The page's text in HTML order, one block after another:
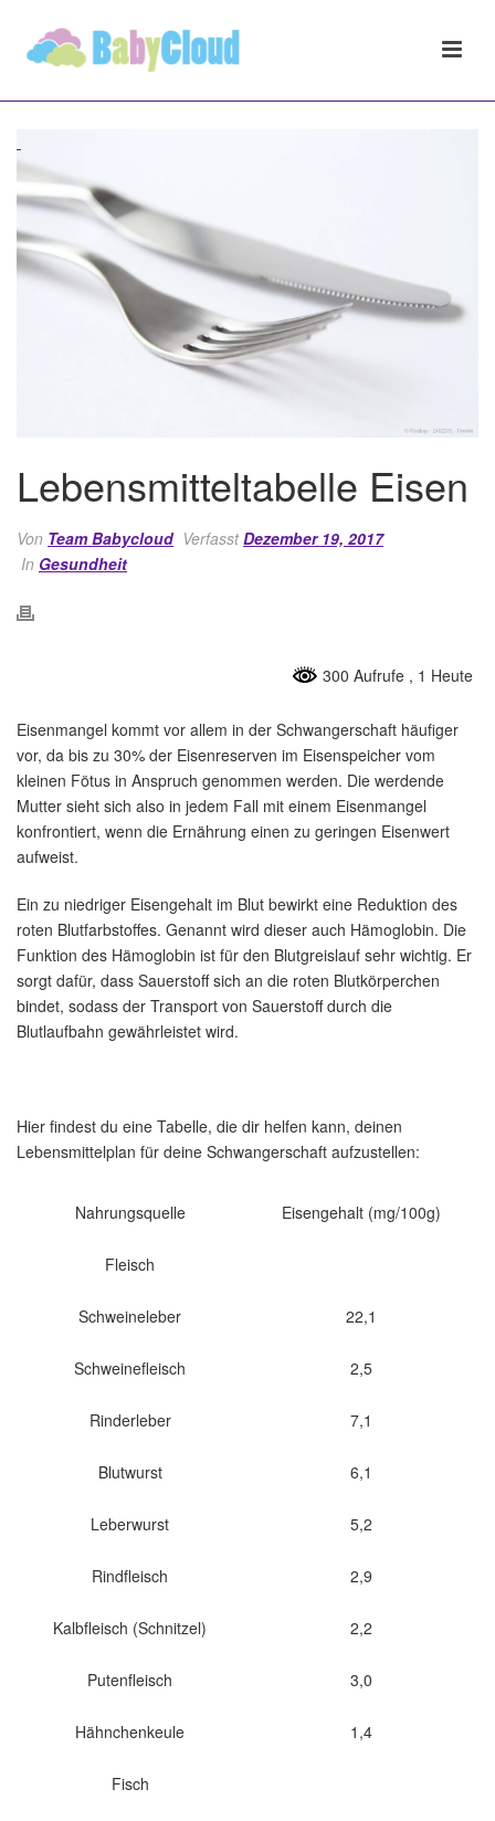
Lebensmitteltabelle Eisen
Von Team Babycloud VerfasstDezember 19, 2017
In Gesundheit
300 Aufrufe , 1 Heute
Eisenmangel kommt vor allem in der Schwangerschaft häufiger
vor, da bis zu 30% der Eisenreserven im Eisenspeicher vom
kleinen Fötus in Anspruch genommen werden. Die werdende
Mutter sieht sich also in jedem Fall mit einem Eisenmangel
konfrontiert, wenn die Ernährung einen zu geringen Eisenwert
aufweist.
Ein zu niedriger Eisengehalt im Blut bewirkt eine Reduktion des
roten Blutfarbstoffes. Genannt wird dieser auch Hämoglobin. Die
Funktion des Hämoglobin ist für den Blutgreislauf sehr wichtig. Er
sorgt dafür, dass Sauerstoff sich an die roten Blutkörperchen
bindet, sodass der Transport von Sauerstoff durch die
Blutlaufbahn gewährleistet wird.
Hier findest du eine Tabelle, die dir helfen kann, deinen
Lebensmittelplan für deine Schwangerschaft aufzustellen:
Nahrungsquelle Eisengehalt (mg/100g)
Fleisch
Schweineleber 22,1
Schweinefleisch 2,5
Rinderleber 7,1
Blutwurst 6,1
Leberwurst 5,2
Rindfleisch 2,9
Kalbfleisch (Schnitzel) 2,2
Putenfleisch 3,0
Hähnchenkeule 1,4
Fisch